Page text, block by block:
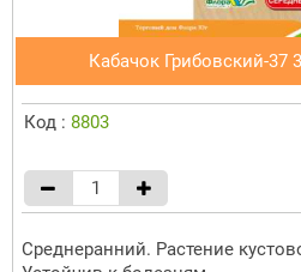
Кабачок Грибовский-37
Код : 8803
Среднеранний. Растение